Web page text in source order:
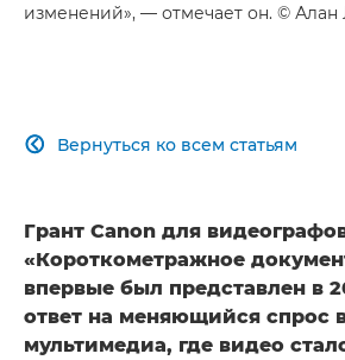
изменений», — отмечает он. © Алан
Вернуться ко всем статьям

Грант Canon для
«Короткометражное
впервые был представлен в
ответ на меняющийся спрос
мультимедиа, где видео